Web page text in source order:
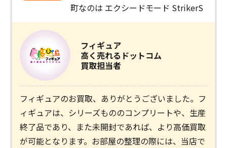
町なのは エクシードモード StrikerS
フィギュア
高く売れるドットコム
買取担当者
フィギュアのお買取、ありがとうございました。フ
ィギュアは、シリーズもののコンプリートや、生産
終了品であり、また未開封であれば、より高価買取
が可能となります。お部屋の整理の際には、当店で